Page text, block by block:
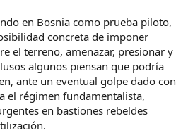
en Bosnia como prueba piloto,
concreta de imponer
el terreno, amenazar, presionar y
algunos piensan que podría
ante un eventual golpe dado con
el régimen fundamentalista,
en bastiones rebeldes